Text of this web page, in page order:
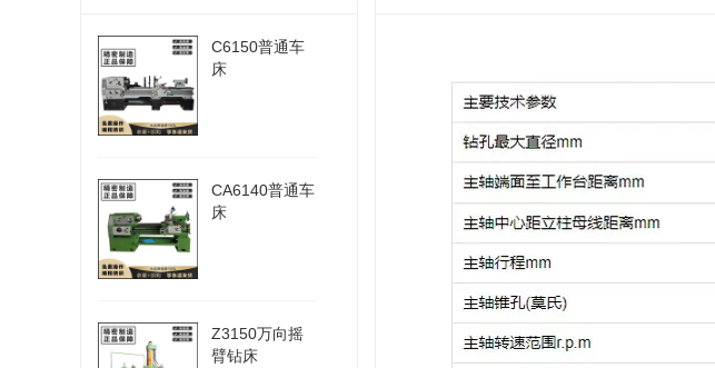
C6150普通车
床
CA6140普通车
床
Z3150万向摇
臂钻床